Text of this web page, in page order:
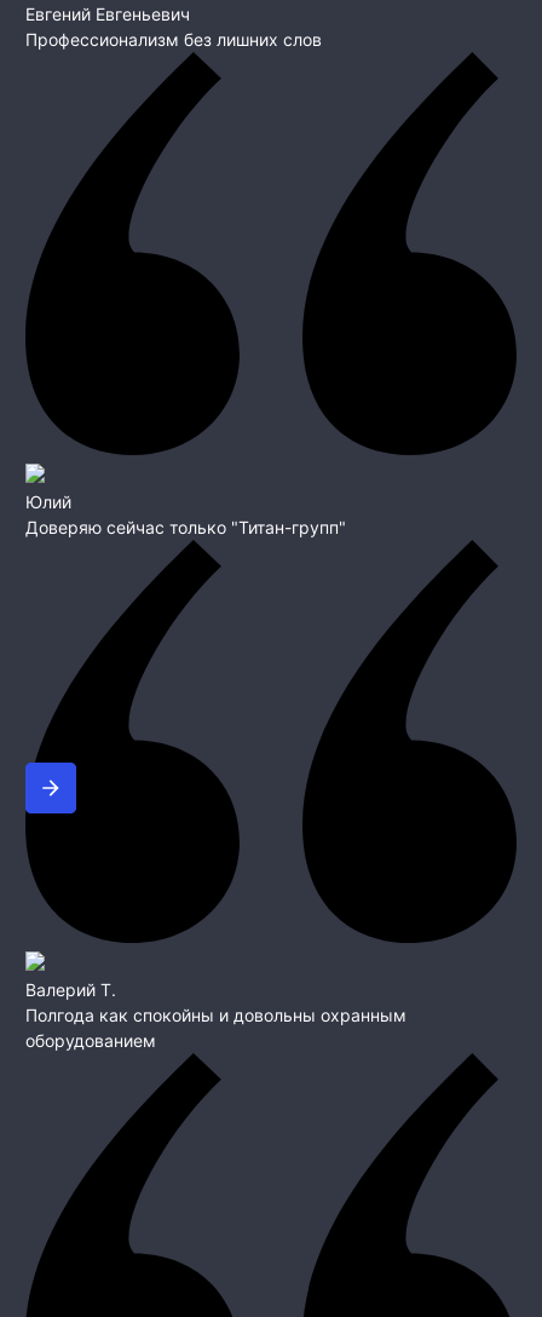
Евгений Евгеньевич
Профессионализм без лишних слов
Юлий
Доверяю сейчас только "Титан-групп"
Валерий Т.
Полгода как спокойны и довольны охранным
оборудованием